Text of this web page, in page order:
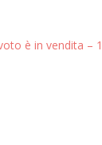
è in vendita – 1